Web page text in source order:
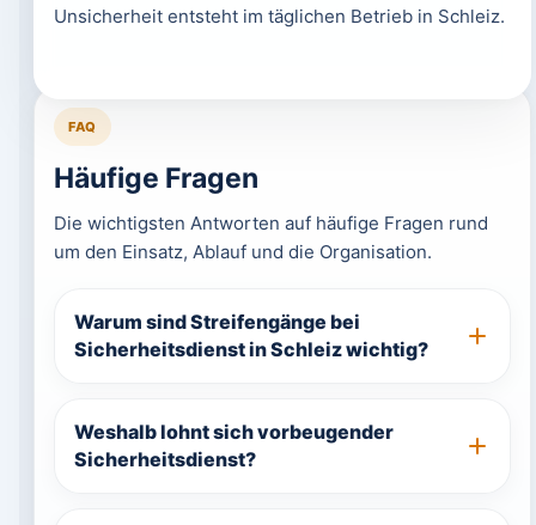
Unsicherheit entsteht im täglichen Betrieb in Schleiz.
FAQ
Häufige Fragen
Die wichtigsten Antworten auf häufige Fragen rund
um den Einsatz, Ablauf und die Organisation.
Warum sind Streifengänge bei
Sicherheitsdienst in Schleiz wichtig?
Weshalb lohnt sich vorbeugender
Sicherheitsdienst?